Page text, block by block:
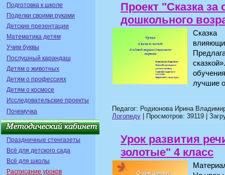
Подготовка к школе
Поделки своими руками
Детские презентации
Математика детям
Учим буквы
Послушный карандаш
Детям о животных
Детям о профессиях
Детям о космосе
Исследовательские проекты
Почемучка
Праздничные стенгазеты
Всё для детского сада
Всё для школы
Расписание уроков
Проект "Сказка за
дошкольного
лучшие
Педагог: Родионова Ирина
Логопеду | Просмотров: 39119 |
Урок развития
золотые" 4 класс